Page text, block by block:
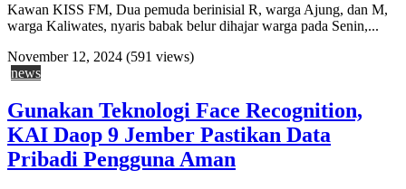
Kawan KISS FM, Dua pemuda berinisial R, warga Ajung, dan M,
warga Kaliwates, nyaris babak belur dihajar warga pada Senin,...
November 12, 2024 (591 views)
news
Gunakan Teknologi Face Recognition,
KAI Daop 9 Jember Pastikan Data
Pribadi Pengguna Aman